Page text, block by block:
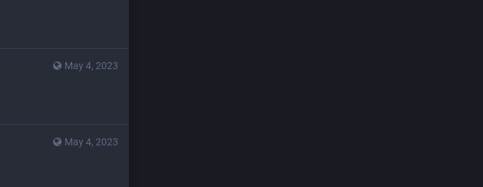
May 4, 2023
May 4, 2023